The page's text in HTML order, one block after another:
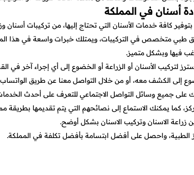
أسنان في المملكة
كافة خدمات الأسنان التي تحتاج إليها، من تركيبات أسنان
طبي متخصص في التركيبات، ويمتلك خبرات واسعة في هذا
فيها وبشكل متميز.
لتركيب الأسنان أو الزراعة أو الخضوع إلى أي إجراء آخر في
إلى الكشف معه، أو من خلال التواصل معنا عن طريق
على جميع وسائل التواصل الاجتماعي للتعرف على أحدث
كما يمكنك الاستماع إلى نصائحهم التي يتم تقديمها بطريقة
زراعة الاسنان وتركيب الاسنان بشكل أوضح.
الطبية، واحصل على أفضل ابتسامة بأفضل تكلفة في المملكة.